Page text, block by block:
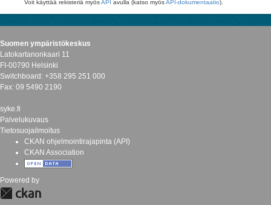
Voit käyttää rekisteriä myösAPI avulla (katso myösAPI-dokumentaatio).
Suomen ympäristökeskus
Latokartanonkaari 11
FI-00790 Helsinki
Switchboard: +358 295 251 000
Fax: 09 5490 2190
syke.fi
Palvelukuvaus
Tietosuojailmoitus
CKAN ohjelmointirajapinta (API)
CKAN Association
Powered by